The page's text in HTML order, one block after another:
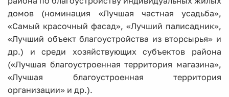
домов (номинация «Лучшая частная усадьба»,
«Самый красочный фасад», «Лучший палисадник»,
«Лучший объект благоустройства из вторсырья» и
др.) и среди хозяйствующих субъектов района
(«Лучшая благоустроенная территория магазина»,
«Лучшая благоустроенная территория
организации» и др.).